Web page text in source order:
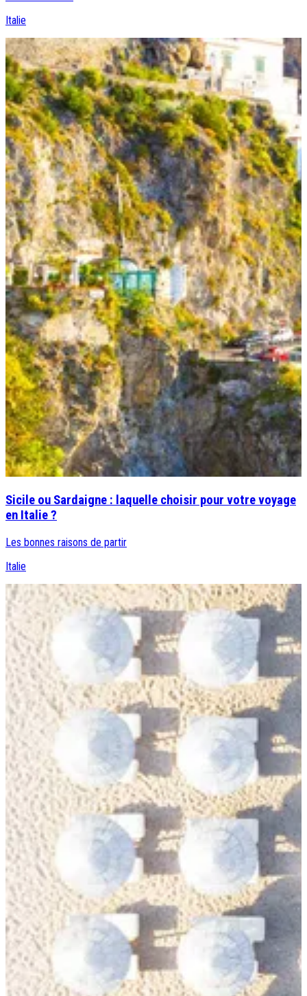
Italie
Sicile ou Sardaigne : laquelle choisir pour votre voyage
en Italie ?
Les bonnes raisons de partir
Italie